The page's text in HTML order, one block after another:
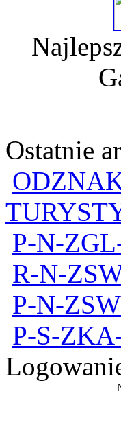
Ostatnie
P-N-
R-N-
P-N-
P-S-